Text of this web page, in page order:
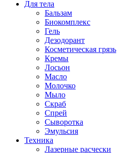
Для тела
Бальзам
Биокомплекс
Гель
Дезодорант
Косметическая грязь
Кремы
Лосьон
Масло
Молочко
Мыло
Скраб
Спрей
Сыворотка
Эмульсия
Техника
Лазерные расчески